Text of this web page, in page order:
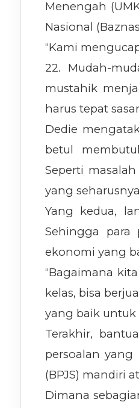
Menengah
Nasional
“Kami
22. Mudah-
mustahik
harus tepat
Dedie
betul
Seperti
yang
Yang kedua,
Sehingga para
ekonomi yang
“Bagaimana
kelas, bisa
yang baik untuk
Terakhir,
persoalan
(BPJS) mandiri
Dimana